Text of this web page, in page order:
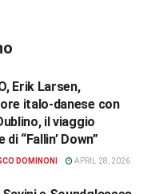
Erik Larsen,
italo-danese con
il viaggio
“Fallin’ Down”
DOMINONI APRIL 28, 2026